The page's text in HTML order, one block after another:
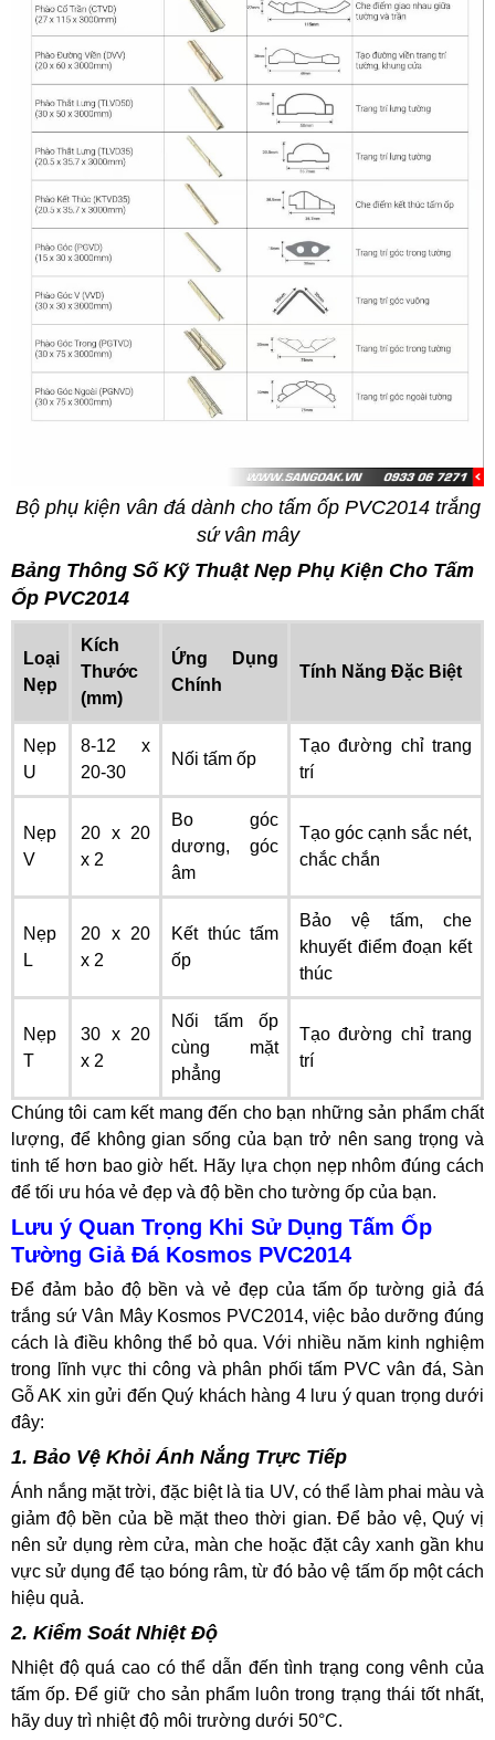
Bộ phụ kiện vân đá dành cho tấm ốp PVC2014 trắng
sứ vân mây
Bảng Thông Số Kỹ Thuật Nẹp Phụ Kiện Cho Tấm
Ốp PVC2014
Loại
Nẹp
Kích
Thước
(mm)
Ứng Dụng
Chính
Tính Năng Đặc Biệt
Nẹp
U
8-12 x
20-30
Nối tấm ốp
Tạo đường chỉ trang
trí
Nẹp
V
20 x 20
x 2
Bo góc
dương, góc
âm
Tạo góc cạnh sắc nét,
chắc chắn
Nẹp
L
20 x 20
x 2
Kết thúc tấm
ốp
Bảo vệ tấm, che
khuyết điểm đoạn kết
thúc
Nẹp
T
30 x 20
x 2
Nối tấm ốp
cùng mặt
phẳng
Tạo đường chỉ trang
trí
Chúng tôi cam kết mang đến cho bạn những sản phẩm chất
lượng, để không gian sống của bạn trở nên sang trọng và
tinh tế hơn bao giờ hết. Hãy lựa chọn nẹp nhôm đúng cách
để tối ưu hóa vẻ đẹp và độ bền cho tường ốp của bạn.
Lưu ý Quan Trọng Khi Sử Dụng Tấm Ốp
Tường Giả Đá Kosmos PVC2014
Để đảm bảo độ bền và vẻ đẹp của tấm ốp tường giả đá
trắng sứ Vân Mây Kosmos PVC2014, việc bảo dưỡng đúng
cách là điều không thể bỏ qua. Với nhiều năm kinh nghiệm
trong lĩnh vực thi công và phân phối tấm PVC vân đá, Sàn
Gỗ AK xin gửi đến Quý khách hàng 4 lưu ý quan trọng dưới
đây:
1. Bảo Vệ Khỏi Ánh Nắng Trực Tiếp
Ánh nắng mặt trời, đặc biệt là tia UV, có thể làm phai màu và
giảm độ bền của bề mặt theo thời gian. Để bảo vệ, Quý vị
nên sử dụng rèm cửa, màn che hoặc đặt cây xanh gần khu
vực sử dụng để tạo bóng râm, từ đó bảo vệ tấm ốp một cách
hiệu quả.
2. Kiểm Soát Nhiệt Độ
Nhiệt độ quá cao có thể dẫn đến tình trạng cong vênh của
tấm ốp. Để giữ cho sản phẩm luôn trong trạng thái tốt nhất,
hãy duy trì nhiệt độ môi trường dưới 50°C.